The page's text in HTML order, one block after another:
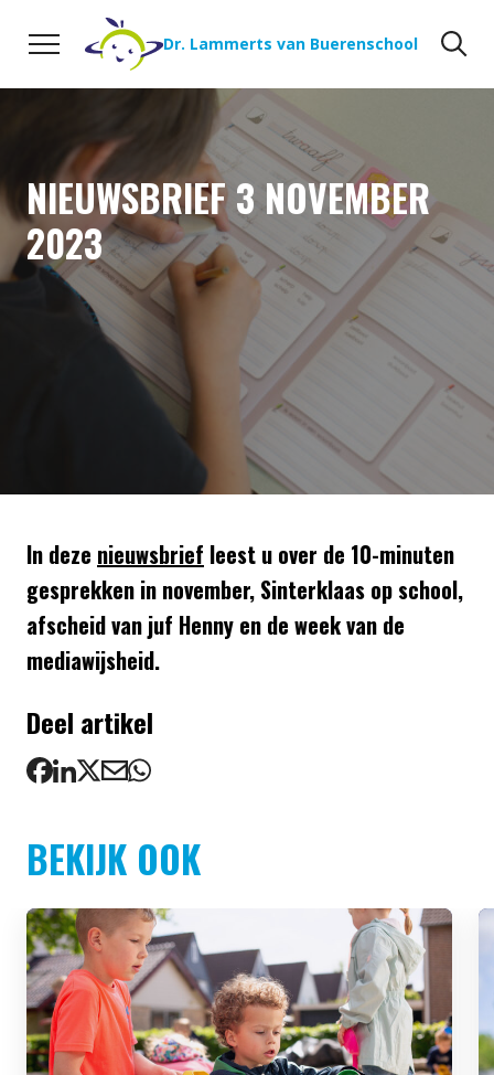
Naar de inhoud
Dr. Lammerts van Buerenschool
NIEUWSBRIEF 3 NOVEMBER
2023
In deze nieuwsbrief leest u over de 10-minuten
gesprekken in november, Sinterklaas op school,
afscheid van juf Henny en de week van de
mediawijsheid.
Deel artikel
BEKIJK OOK